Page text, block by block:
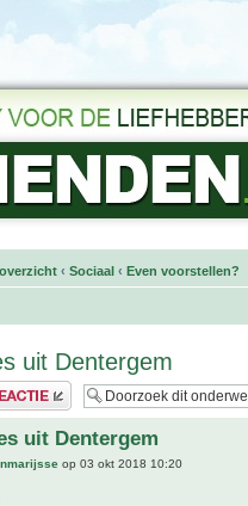
‹ Sociaal ‹ Even voorstellen?
uit Dentergem
uit Dentergem
op 03 okt 2018 10:20